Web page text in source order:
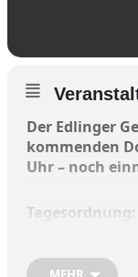
Der Edlinger
kommenden
Uhr – noch
Tagesordnung:
1.Begrüßung